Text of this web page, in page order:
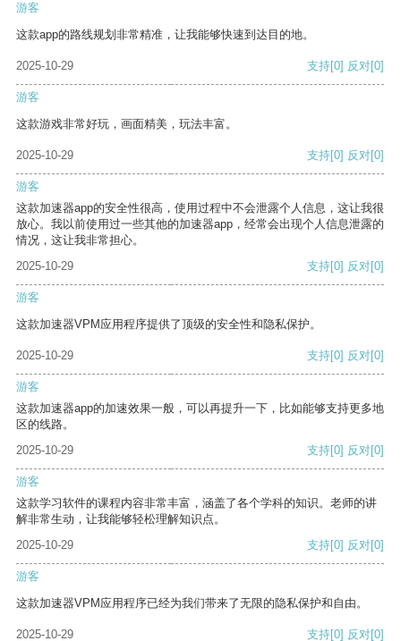
游客
这款app的路线规划非常精准，让我能够快速到达目的地。
2025-10-29 支持[0] 反对[0]
游客
这款游戏非常好玩，画面精美，玩法丰富。
2025-10-29 支持[0] 反对[0]
游客
这款加速器app的安全性很高，使用过程中不会泄露个人信息，这让我很
放心。我以前使用过一些其他的加速器app，经常会出现个人信息泄露的
情况，这让我非常担心。
2025-10-29
支持[0] 反对[0]
游客
这款加速器VPM应用程序提供了顶级的安全性和隐私保护。
2025-10-29 支持[0] 反对[0]
游客
这款加速器app的加速效果一般，可以再提升一下，比如能够支持更多地
区的线路。
2025-10-29
支持[0] 反对[0]
游客
这款学习软件的课程内容非常丰富，涵盖了各个学科的知识。老师的讲
解非常生动，让我能够轻松理解知识点。
2025-10-29
支持[0] 反对[0]
游客
这款加速器VPM应用程序已经为我们带来了无限的隐私保护和自由。
2025-10-29 支持[0] 反对[0]